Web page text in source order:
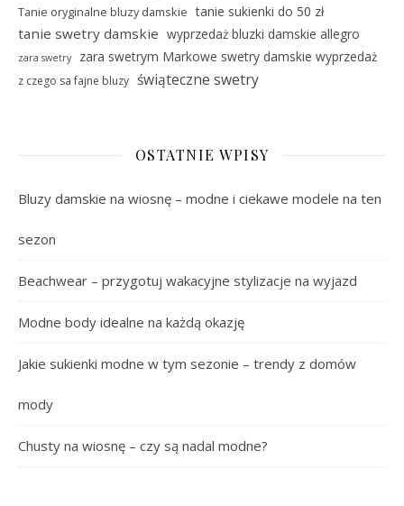
Tanie oryginalne bluzy damskie tanie sukienki do 50 zł
tanie swetry damskie wyprzedaż bluzki damskie allegro
zara swetry zara swetrym Markowe swetry damskie wyprzedaż
z czego sa fajne bluzy świąteczne swetry
OSTATNIE WPISY
Bluzy damskie na wiosnę – modne i ciekawe modele na ten
sezon
Beachwear – przygotuj wakacyjne stylizacje na wyjazd
Modne body idealne na każdą okazję
Jakie sukienki modne w tym sezonie – trendy z domów
mody
Chusty na wiosnę – czy są nadal modne?